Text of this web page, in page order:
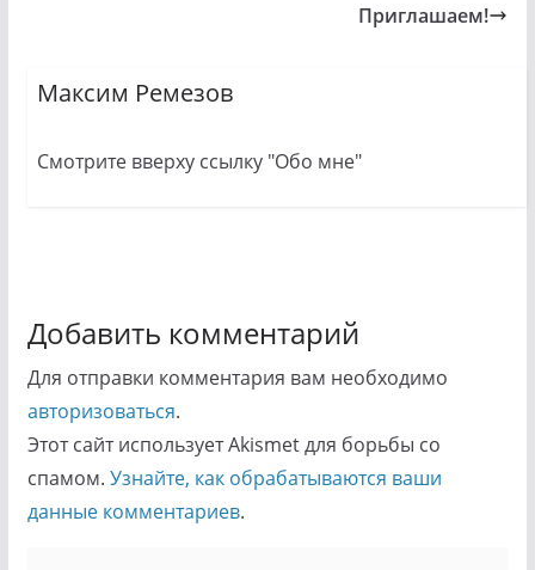
Приглашаем!
Максим Ремезов
Смотрите вверху ссылку "Обо мне"
Добавить комментарий
Для отправки комментария вам необходимо
авторизоваться.
Этот сайт использует Akismet для борьбы со
спамом. Узнайте, как обрабатываются ваши
данные комментариев.